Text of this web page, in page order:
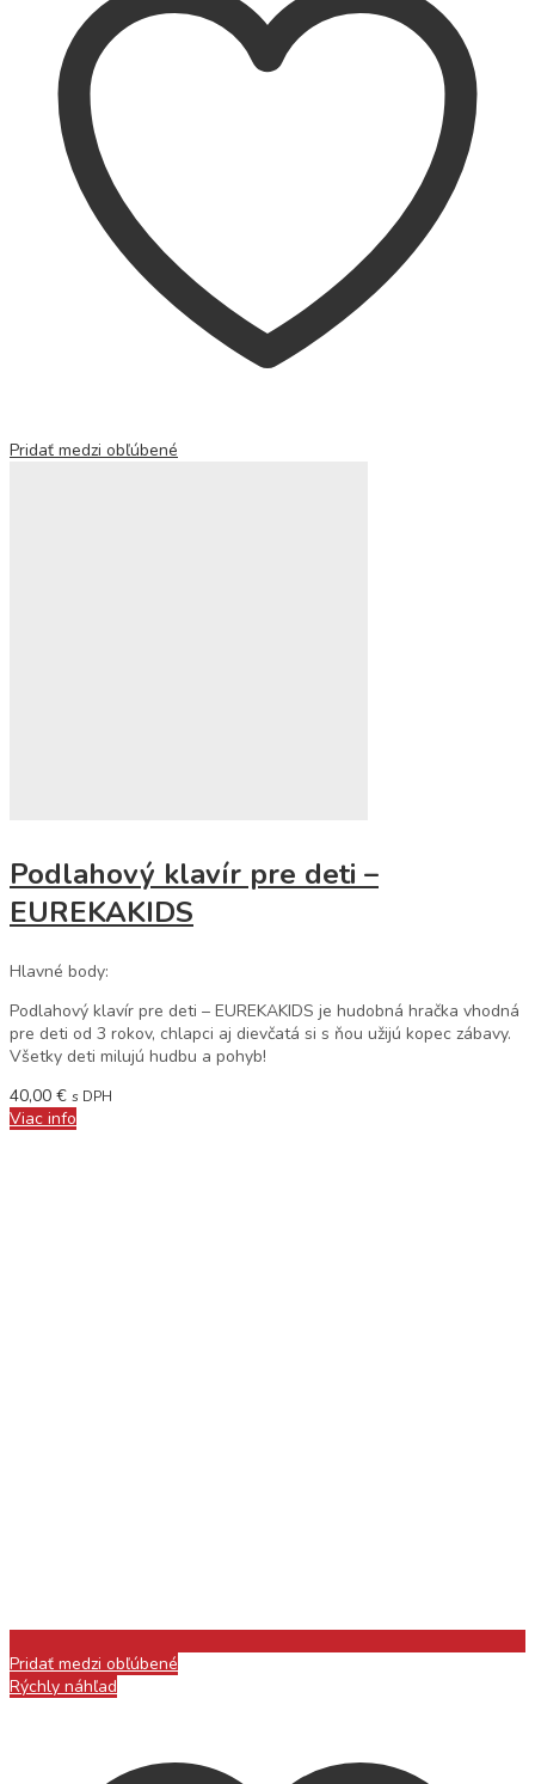
Pridať medzi obľúbené
Podlahový klavír pre deti –
EUREKAKIDS
Hlavné body:
Podlahový klavír pre deti – EUREKAKIDS je hudobná hračka vhodná
pre deti od 3 rokov, chlapci aj dievčatá si s ňou užijú kopec zábavy.
Všetky deti milujú hudbu a pohyb!
40,00 € s DPH
Viac info
Pridať medzi obľúbené
Rýchly náhľad